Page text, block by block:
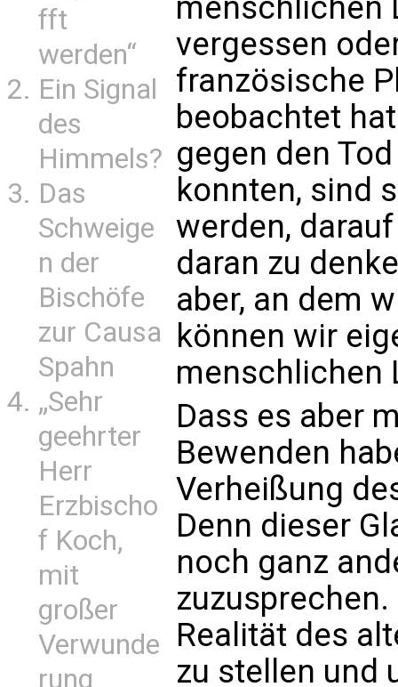
fft
werden“
Ein Signal
des
Himmels?
Das
Schweige
n der
Bischöfe
zur Causa
Spahn
„Sehr
geehrter
Herr
Erzbischo
f Koch,
mit
großer
Verwunde
rung
vergessen
französische
beobachtet
gegen den
konnten, sind
werden,
daran zu
aber, an dem
können wir
menschlichen
Dass es aber
Bewenden
Verheißung
Denn dieser
noch ganz
Realität des
zu stellen und